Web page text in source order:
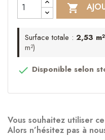

Surface totale : 2,53 m²
m²)
 Disponible selon
Vous souhaitez utiliser
Alors n’hésitez pas à